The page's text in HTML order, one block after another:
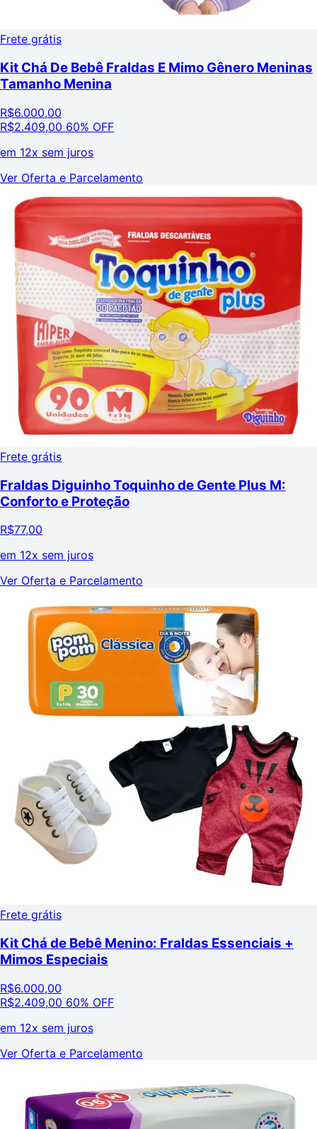
Frete grátis
Kit Chá De Bebê Fraldas E Mimo Gênero Meninas
Tamanho Menina
R$6.000,00
R$2.409,00 60% OFF
em 12x sem juros
Ver Oferta e Parcelamento
Frete grátis
Fraldas Diguinho Toquinho de Gente Plus M:
Conforto e Proteção
R$77,00
em 12x sem juros
Ver Oferta e Parcelamento
Frete grátis
Kit Chá de Bebê Menino: Fraldas Essenciais +
Mimos Especiais
R$6.000,00
R$2.409,00 60% OFF
em 12x sem juros
Ver Oferta e Parcelamento